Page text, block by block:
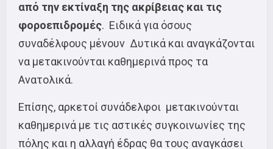
από την εκτίναξη της ακρίβειας και τις
φοροεπιδρομές. Ειδικά για όσους
συναδέλφους μένουν Δυτικά και αναγκάζονται
να μετακινούνται καθημερινά προς τα
Ανατολικά.
Επίσης, αρκετοί συνάδελφοι μετακινούνται
καθημερινά με τις αστικές συγκοινωνίες της
πόλης και η αλλαγή έδρας θα τους αναγκάσει